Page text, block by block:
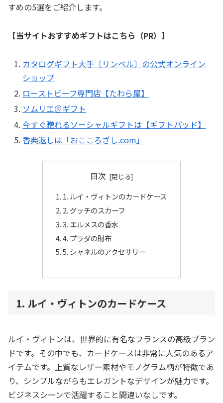
すめの5選をご紹介します。
【当サイトおすすめギフトはこちら（PR）】
カタログギフト大手〔リンベル〕の公式オンライン
ショップ
ローストビーフ専門店【たわら屋】
ソムリエ＠ギフト
今すぐ贈れるソーシャルギフトは【ギフトパッド】
香典返しは「おこころざし.com」
目次
1. ルイ・ヴィトンのカードケース
2. グッチのスカーフ
3. エルメスの香水
4. プラダの財布
5. シャネルのアクセサリー
1. ルイ・ヴィトンのカードケース
ルイ・ヴィトンは、世界的に有名なフランスの高級ブラン
ドです。その中でも、カードケースは非常に人気のあるア
イテムです。上質なレザー素材やモノグラム柄が特徴であ
り、シンプルながらもエレガントなデザインが魅力です。
ビジネスシーンで活躍すること間違いなしです。